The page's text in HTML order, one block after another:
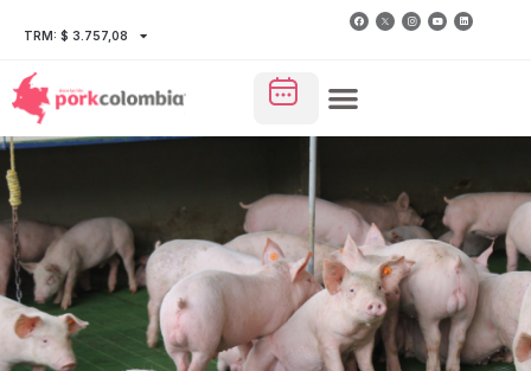
TRM: $ 3.757,08